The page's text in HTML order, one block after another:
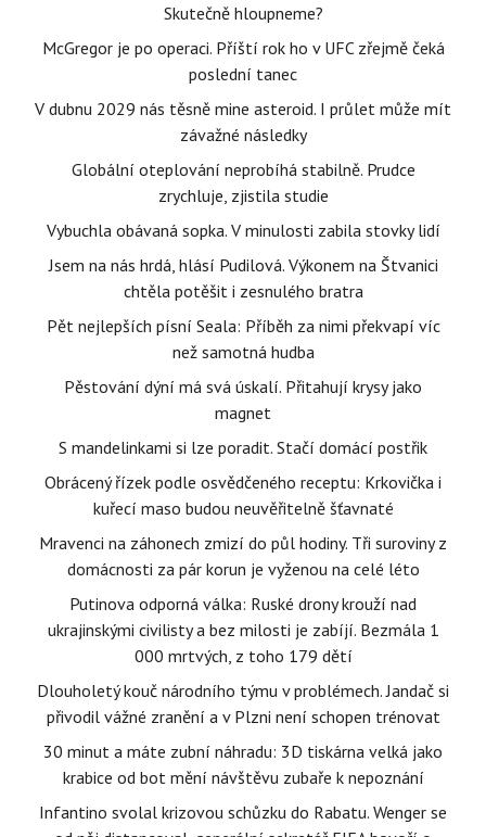
Skutečně hloupneme?
McGregor je po operaci. Příští rok ho v UFC zřejmě čeká
poslední tanec
V dubnu 2029 nás těsně mine asteroid. I průlet může mít
závažné následky
Globální oteplování neprobíhá stabilně. Prudce
zrychluje, zjistila studie
Vybuchla obávaná sopka. V minulosti zabila stovky lidí
Jsem na nás hrdá, hlásí Pudilová. Výkonem na Štvanici
chtěla potěšit i zesnulého bratra
Pět nejlepších písní Seala: Příběh za nimi překvapí víc
než samotná hudba
Pěstování dýní má svá úskalí. Přitahují krysy jako
magnet
S mandelinkami si lze poradit. Stačí domácí postřik
Obrácený řízek podle osvědčeného receptu: Krkovička i
kuřecí maso budou neuvěřitelně šťavnaté
Mravenci na záhonech zmizí do půl hodiny. Tři suroviny z
domácnosti za pár korun je vyženou na celé léto
Putinova odporná válka: Ruské drony krouží nad
ukrajinskými civilisty a bez milosti je zabíjí. Bezmála 1
000 mrtvých, z toho 179 dětí
Dlouholetý kouč národního týmu v problémech. Jandač si
přivodil vážné zranění a v Plzni není schopen trénovat
30 minut a máte zubní náhradu: 3D tiskárna velká jako
krabice od bot mění návštěvu zubaře k nepoznání
Infantino svolal krizovou schůzku do Rabatu. Wenger se